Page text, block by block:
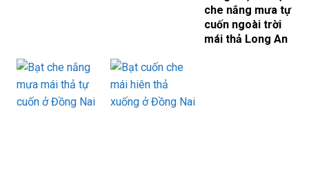
che nắng mưa tự
cuốn ngoài trời
mái thả Long An